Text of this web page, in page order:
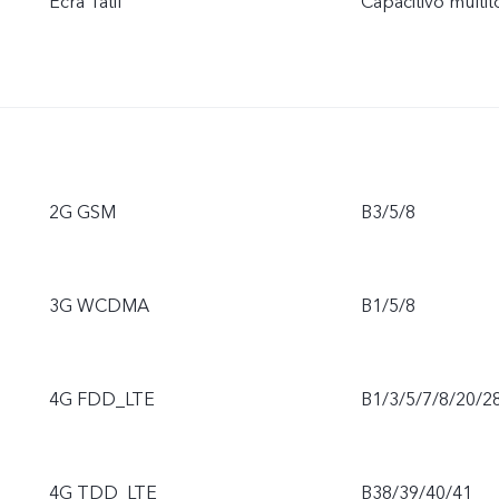
2G GSM B3/5/8
3G WCDMA B1/5/8
4G FDD_LTE B1/3/5/7/8/20/
4G TDD_LTE B38/39/40/41